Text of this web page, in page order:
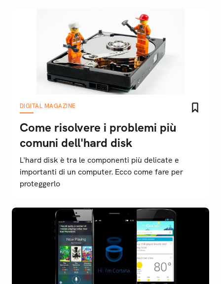
DIGITAL MAGAZINE
Come risolvere i problemi più
comuni dell'hard disk
L'hard disk è tra le componenti più delicate e
importanti di un computer. Ecco come fare per
proteggerlo